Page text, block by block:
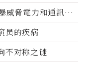
的进攻
威脅電力和通訊基
员的疾病
不对称之谜